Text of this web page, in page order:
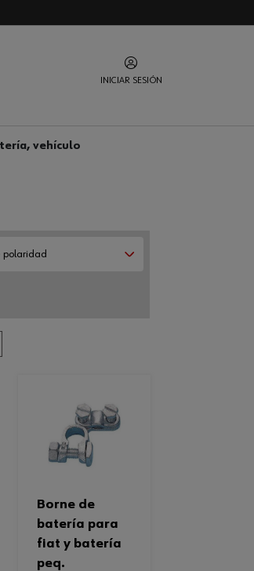
INICIAR SESIÓN
vehículo
polaridad
borne de
batería para
fiat y batería
peq.